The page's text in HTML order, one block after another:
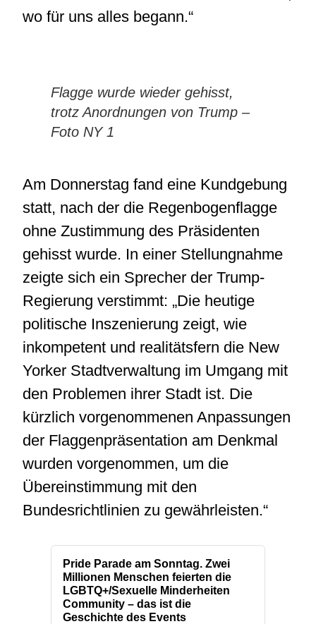
wo für uns alles begann.“
Flagge wurde wieder gehisst,
trotz Anordnungen von Trump –
Foto NY 1
Am Donnerstag fand eine Kundgebung
statt, nach der die Regenbogenflagge
ohne Zustimmung des Präsidenten
gehisst wurde. In einer Stellungnahme
zeigte sich ein Sprecher der Trump-
Regierung verstimmt: „Die heutige
politische Inszenierung zeigt, wie
inkompetent und realitätsfern die New
Yorker Stadtverwaltung im Umgang mit
den Problemen ihrer Stadt ist. Die
kürzlich vorgenommenen Anpassungen
der Flaggenpräsentation am Denkmal
wurden vorgenommen, um die
Übereinstimmung mit den
Bundesrichtlinien zu gewährleisten.“
Pride Parade am Sonntag. Zwei
Millionen Menschen feierten die
LGBTQ+/Sexuelle Minderheiten
Community – das ist die
Geschichte des Events